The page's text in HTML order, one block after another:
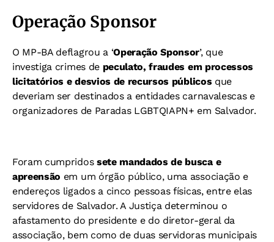
Operação Sponsor
O MP-BA deflagrou a ‘Operação Sponsor’, que
investiga crimes de peculato, fraudes em processos
licitatórios e desvios de recursos públicos que
deveriam ser destinados a entidades carnavalescas e
organizadores de Paradas LGBTQIAPN+ em Salvador.
Foram cumpridos sete mandados de busca e
apreensão em um órgão público, uma associação e
endereços ligados a cinco pessoas físicas, entre elas
servidores de Salvador. A Justiça determinou o
afastamento do presidente e do diretor-geral da
associação, bem como de duas servidoras municipais